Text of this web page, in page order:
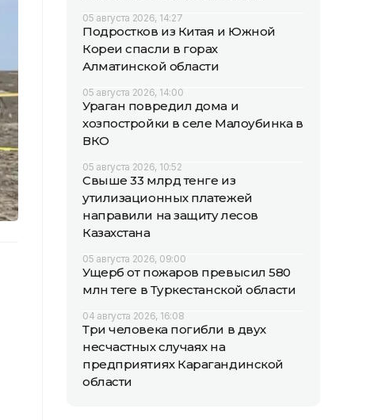
05 августа 2026, 14:27
Подростков из Китая и Южной
Кореи спасли в горах
Алматинской области
05 августа 2026, 14:00
Ураган повредил дома и
хозпостройки в селе Малоубинка в
ВКО
05 августа 2026, 10:52
Свыше 33 млрд тенге из
утилизационных платежей
направили на защиту лесов
Казахстана
05 августа 2026, 09:00
Ущерб от пожаров превысил 580
млн теңге в Туркестанской области
04 августа 2026, 16:08
Три человека погибли в двух
несчастных случаях на
предприятиях Карагандинской
области